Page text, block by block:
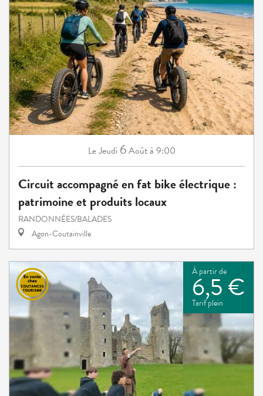
LeJeudi 6Aoûtà 9:00
Circuit accompagné en fat bike électrique :
patrimoine et produits locaux
RANDONNÉES/BALADES
Agon-Coutainville
À partir de
6,5 €
Tarif plein